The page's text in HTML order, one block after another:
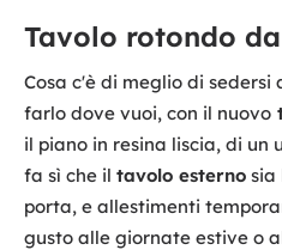
Tavolo rotondo
Cosa c'è di meglio di sedersi
farlo dove vuoi, con il nuovo
il piano in resina liscia, di un
fa sì che il tavolo esterno sia
porta, e allestimenti
gusto alle giornate estive o